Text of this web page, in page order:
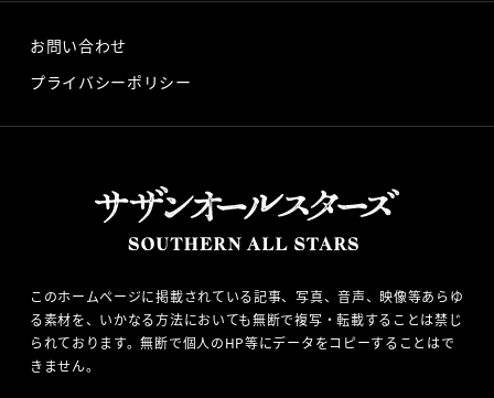
このホームページに掲載されている記事、写真、音声、映像等あらゆ
る素材を、いかなる方法においても無断で複写・転載することは禁じ
られております。無断で個人のHP等にデータをコピーすることはで
きません。
お問い合わせ
プライバシーポリシー